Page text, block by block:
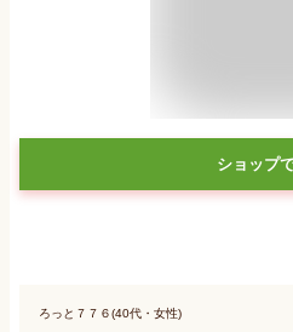
ショップ
ろっと７７６(40代・女性)